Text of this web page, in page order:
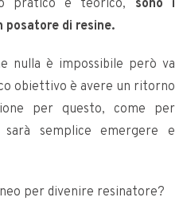
pratico e teorico, sono i
posatore di resine.
nulla è impossibile però va
obiettivo è avere un ritorno
per questo, come per
semplice emergere e
per divenire resinatore?